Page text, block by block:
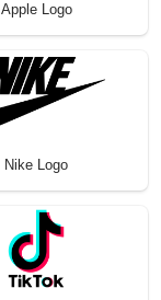
Apple Logo
Nike Logo